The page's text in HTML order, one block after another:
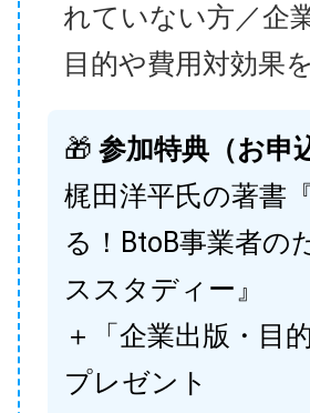
れていない方／企
目的や費用対効果
🎁 参加特典（お申
梶田洋平氏の著書
る！BtoB事業者の
ススタディー』
＋「企業出版・目
プレゼント